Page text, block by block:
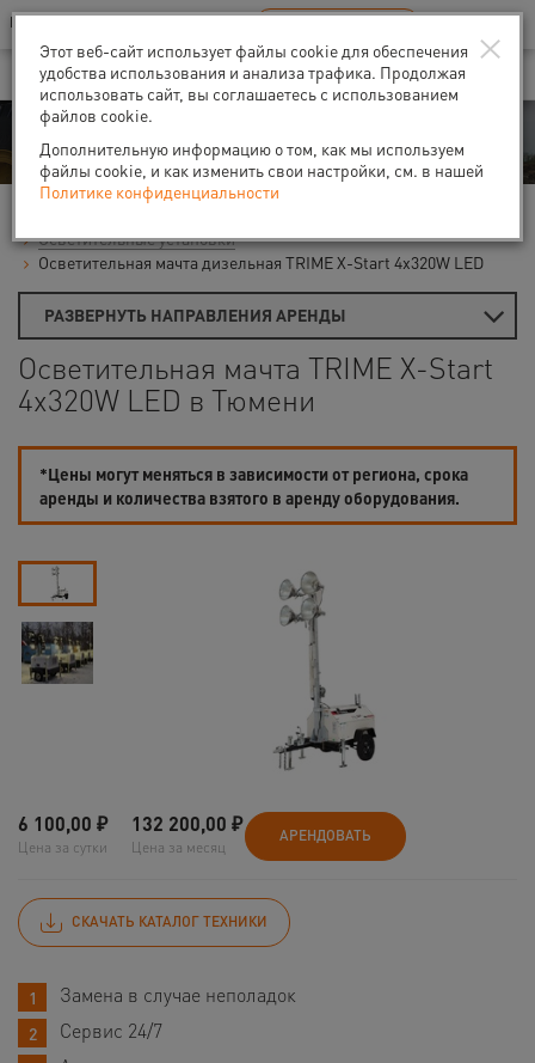
Ваш город:Тюмень
В Вашем регионе нет наших офисов RU EN
Аренда
Осветительные установки
Осветительная мачта дизельная TRIME X-Start 4x320W LED
РАЗВЕРНУТЬ НАПРАВЛЕНИЯ АРЕНДЫ
Осветительная мачта TRIME X-Start
4x320W LED в Тюмени
*Цены могут меняться в зависимости от региона, срока
аренды и количества взятого в аренду оборудования.
6 100,00 ₽
Цена за сутки
132 200,00 ₽
Цена за месяц
АРЕНДОВАТЬ
СКАЧАТЬ КАТАЛОГ ТЕХНИКИ
Замена в случае неполадок
Сервис 24/7
×
Этот веб-сайт использует файлы cookie для обеспечения
удобства использования и анализа трафика. Продолжая
использовать сайт, вы соглашаетесь с использованием
файлов cookie.
Дополнительную информацию о том, как мы используем
файлы cookie, и как изменить свои настройки, см. в нашей
Политике конфиденциальности